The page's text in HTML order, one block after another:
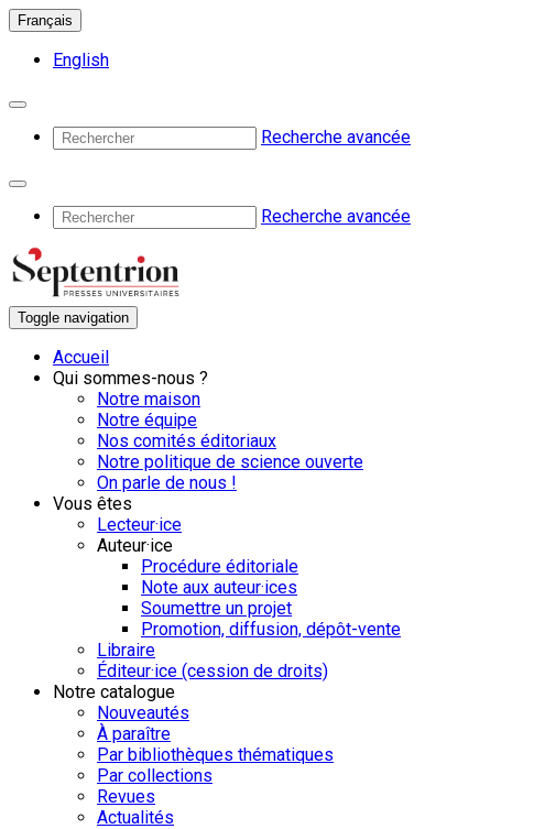
Français
English
Recherche avancée
Recherche avancée
Toggle navigation
Accueil
Qui sommes-nous ?
Notre maison
Notre équipe
Nos comités éditoriaux
Notre politique de science ouverte
On parle de nous !
Vous êtes
Lecteur·ice
Auteur·ice
Procédure éditoriale
Note aux auteur·ices
Soumettre un projet
Promotion, diffusion, dépôt-vente
Libraire
Éditeur·ice (cession de droits)
Notre catalogue
Nouveautés
À paraître
Par bibliothèques thématiques
Par collections
Revues
Actualités